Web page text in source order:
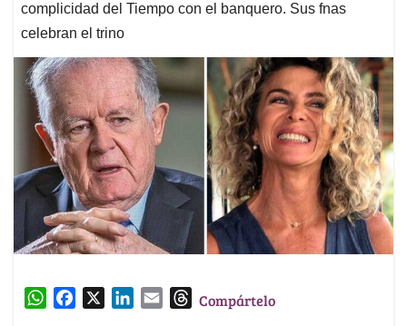
complicidad del Tiempo con el banquero. Sus fnas
celebran el trino
W
TCompártelo